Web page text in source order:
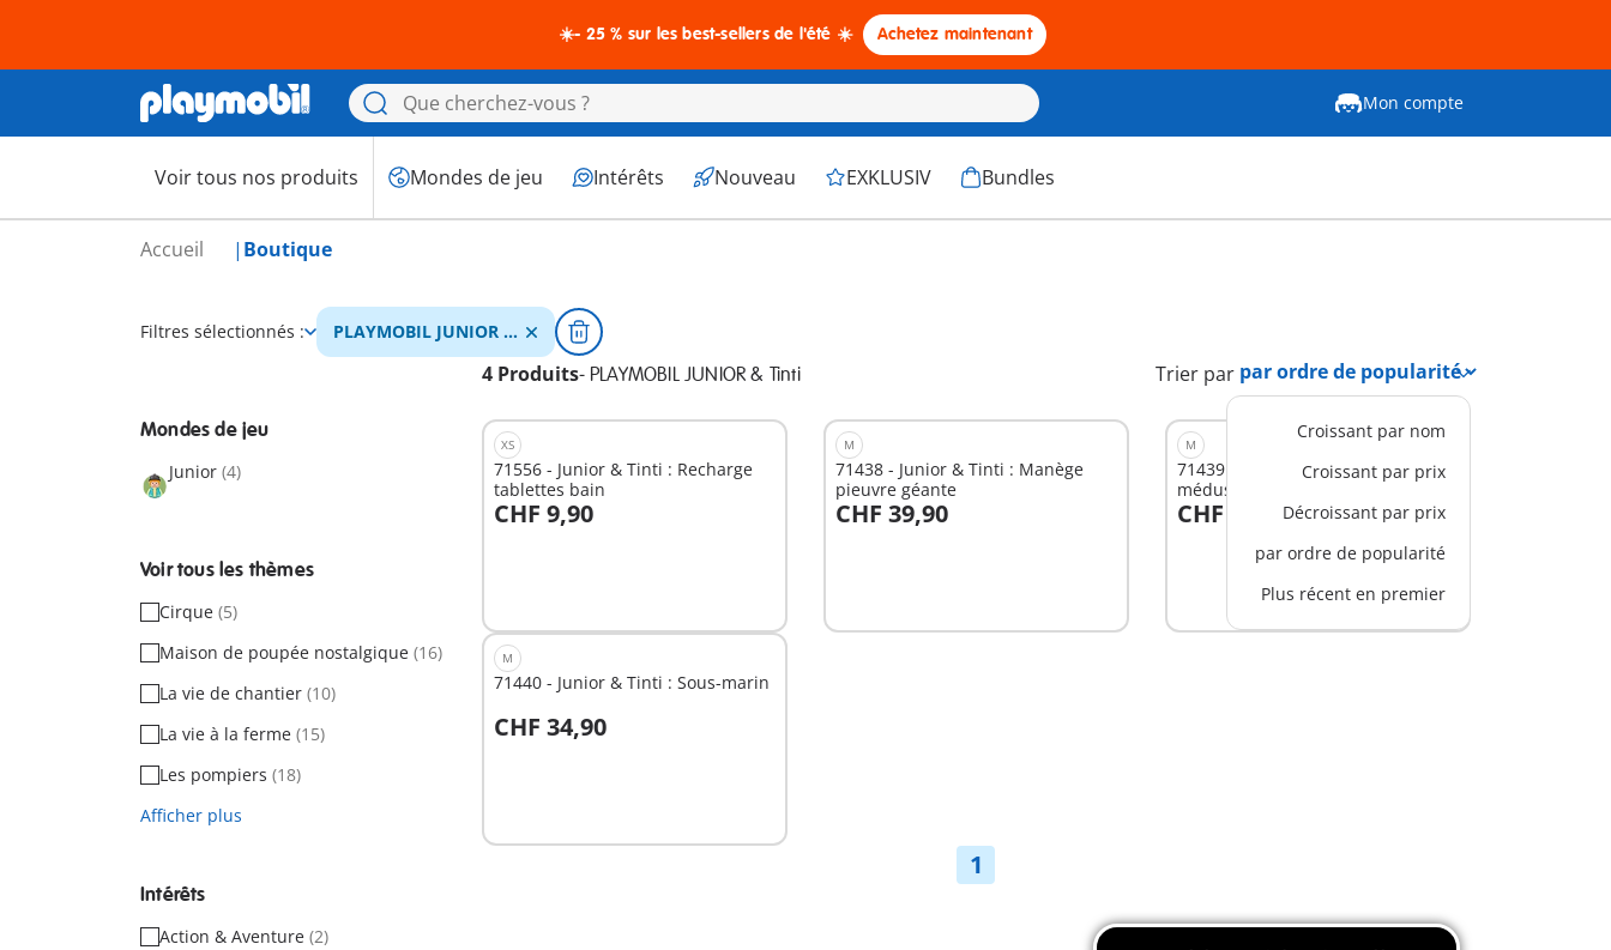
☀️- 25 % sur les best-sellers de l'été ☀️ Achetez maintenant
Mon compte
Voir tous nos produits Mondes de jeu Intérêts Nouveau EXKLUSIV Bundles
Accueil Boutique
Filtres sélectionnés :
PLAYMOBIL JUNIOR &
4 Produits- PLAYMOBIL JUNIOR & Tinti Trier par
Croissant par nom
Croissant par prix
Décroissant par prix
par ordre de popularité
Plus récent en premier
Mondes de jeu
Junior (4)
Voir tous les thèmes
Cirque (5)
Maison de poupée nostalgique (16)
La vie de chantier (10)
La vie à la ferme (15)
Les pompiers (18)
Afficher plus
Intérêts
Action & Aventure (2)
XS
71556 - Junior & Tinti : Recharge
tablettes bain
CHF 9,90
Au panier
M
71438 - Junior & Tinti : Manège
pieuvre géante
CHF 39,90
Au panier
M
71439 - Junior & Tinti : Famille de
méduses
CHF 24,90
Au panier
M
71440 - Junior & Tinti : Sous-marin
CHF 34,90
Au panier
1